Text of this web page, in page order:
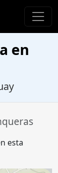
en
esta